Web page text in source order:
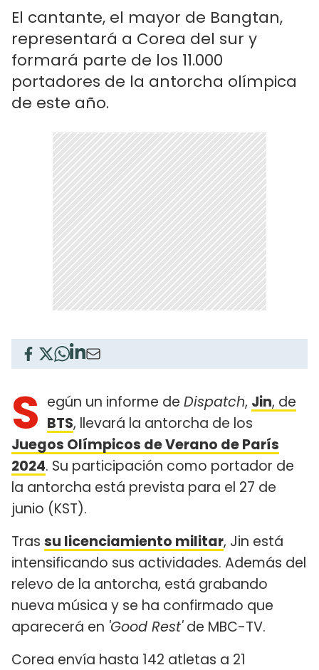
El cantante, el mayor de Bangtan,
representará a Corea del sur y
formará parte de los 11.000
portadores de la antorcha olímpica
de este año.
S egún un informe de Dispatch, Jin, de
BTS, llevará la antorcha de los
Juegos Olímpicos de Verano de París
2024. Su participación como portador de
la antorcha está prevista para el 27 de
junio (KST).
Tras su licenciamiento militar, Jin está
intensificando sus actividades. Además del
relevo de la antorcha, está grabando
nueva música y se ha confirmado que
aparecerá en 'Good Rest'de MBC-TV.
Corea envía hasta 142 atletas a 21